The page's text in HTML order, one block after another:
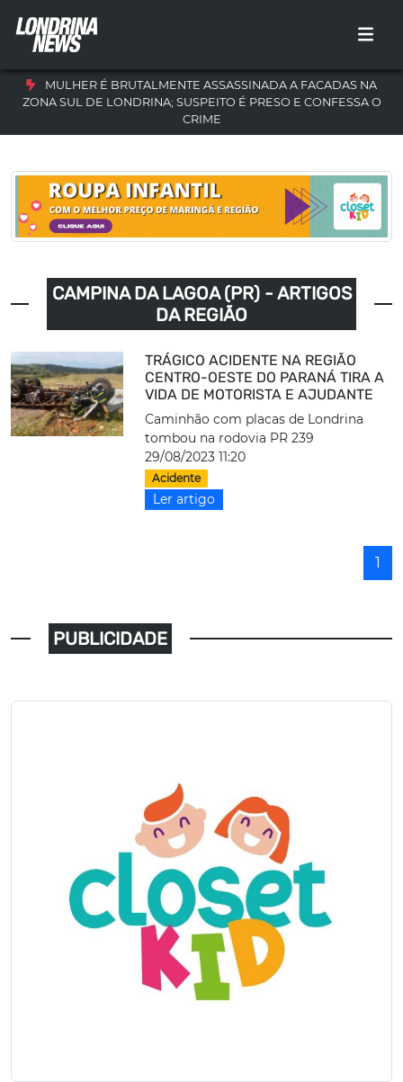
MULHER É BRUTALMENTE ASSASSINADA A FACADAS NA
ZONA SUL DE LONDRINA; SUSPEITO É PRESO E CONFESSA O
CRIME
CAMPINA DA LAGOA (PR) - ARTIGOS
DA REGIÃO
TRÁGICO ACIDENTE NA REGIÃO
CENTRO-OESTE DO PARANÁ TIRA A
VIDA DE MOTORISTA E AJUDANTE
Caminhão com placas de Londrina
tombou na rodovia PR 239
29/08/2023 11:20
Acidente
Ler artigo
1
PUBLICIDADE